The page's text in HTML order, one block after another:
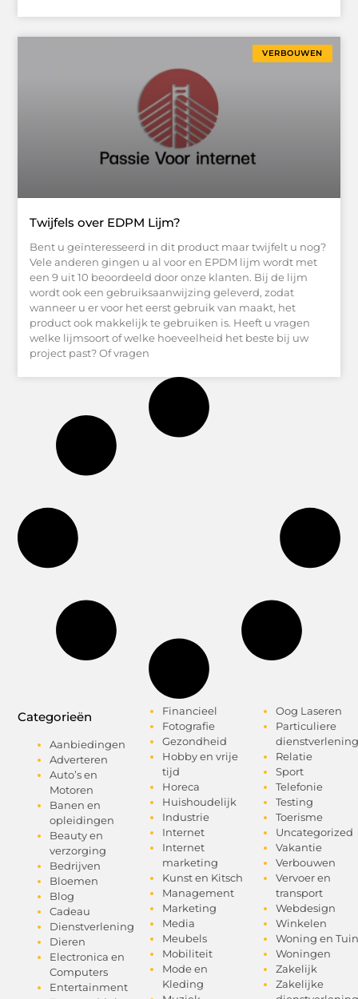
VERBOUWEN
Twijfels over EDPM Lijm?
Bent u geïnteresseerd in dit product maar twijfelt u nog?
Vele anderen gingen u al voor en EPDM lijm wordt met
een 9 uit 10 beoordeeld door onze klanten. Bij de lijm
wordt ook een gebruiksaanwijzing geleverd, zodat
wanneer u er voor het eerst gebruik van maakt, het
product ook makkelijk te gebruiken is. Heeft u vragen
welke lijmsoort of welke hoeveelheid het beste bij uw
project past? Of vragen
Categorieën
Aanbiedingen
Adverteren
Auto’s en
Motoren
Banen en
opleidingen
Beauty en
verzorging
Bedrijven
Bloemen
Blog
Cadeau
Dienstverlening
Dieren
Electronica en
Computers
Entertainment
Financieel
Fotografie
Gezondheid
Hobby en vrije
tijd
Horeca
Huishoudelijk
Industrie
Internet
Internet
marketing
Kunst en Kitsch
Management
Marketing
Media
Meubels
Mobiliteit
Mode en
Kleding
Oog Laseren
Particuliere
dienstverlening
Relatie
Sport
Telefonie
Testing
Toerisme
Uncategorized
Vakantie
Verbouwen
Vervoer en
transport
Webdesign
Winkelen
Woning en Tuin
Woningen
Zakelijk
Zakelijke